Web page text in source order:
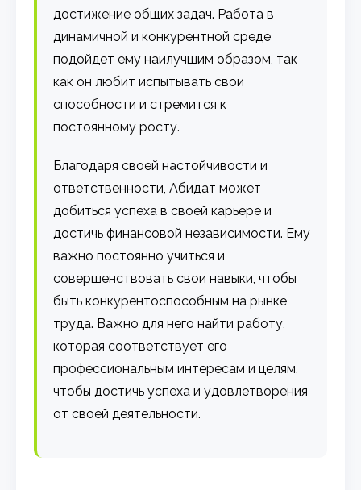
достижение общих задач. Работа в
динамичной и конкурентной среде
подойдет ему наилучшим образом, так
как он любит испытывать свои
способности и стремится к
постоянному росту.
Благодаря своей настойчивости и
ответственности, Абидат может
добиться успеха в своей карьере и
достичь финансовой независимости. Ему
важно постоянно учиться и
совершенствовать свои навыки, чтобы
быть конкурентоспособным на рынке
труда. Важно для него найти работу,
которая соответствует его
профессиональным интересам и целям,
чтобы достичь успеха и удовлетворения
от своей деятельности.